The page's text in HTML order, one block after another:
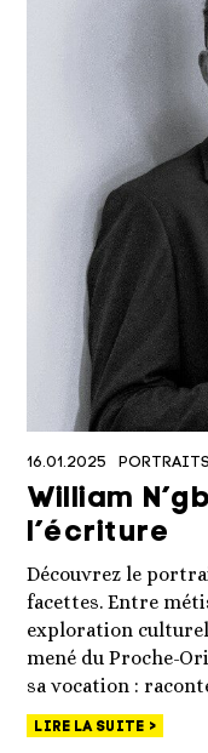
16.01.2025
William
l’écriture
Découvrez le
facettes. Entre
exploration
mené du Proche-
sa vocation :
LIRE LA SUITE